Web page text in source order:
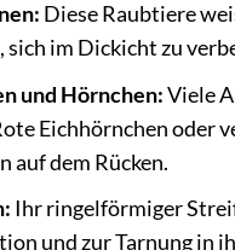
Diese Raubtiere
sich im Dickicht zu
und Hörnchen:Viele
Eichhörnchen oder
auf dem Rücken.
Ihr ringelförmiger
und zur Tarnung in